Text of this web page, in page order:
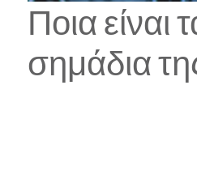
Ποια είναι
σημάδια